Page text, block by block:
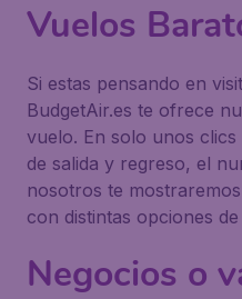
Vuelos
Si estas pensando en
BudgetAir.es te ofrece
vuelo. En solo unos
de salida y regreso, el
nosotros te
con distintas opciones
Negocios o